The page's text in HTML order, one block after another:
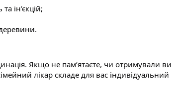
ін’єкцій;
Якщо не пам’ятаєте, чи отримували ви
лікар складе для вас індивідуальний